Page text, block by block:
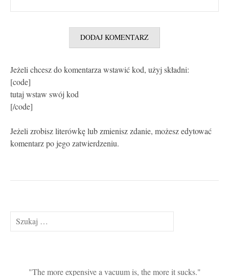
Jeżeli chcesz do komentarza wstawić kod, użyj składni:
[code]
tutaj wstaw swój kod
[/code]
Jeżeli zrobisz literówkę lub zmienisz zdanie, możesz edytować
komentarz po jego zatwierdzeniu.
Szukaj:
The more expensive a vacuum is, the more it sucks.